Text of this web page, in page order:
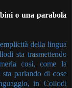
o una parabola
della lingua
sta trasmettendo
così, come la
parlando di cose
in Collodi